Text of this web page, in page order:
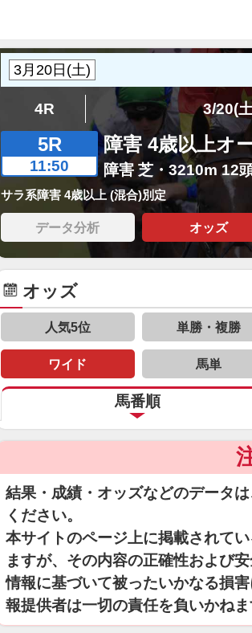
4R 3/20(
5R
11:50
障害 4歳以上オ
障害 芝・3210m 12
サラ系障害 4歳以上 (混合)別定
データ分析 オッズ
オッズ
人気5位 単勝・複勝
ワイド 馬単
馬番順
結果・成績・オッズなどのデータ
ください。
本サイトのページ上に掲載されて
ますが、その内容の正確性および
情報に基づいて被ったいかなる損
報提供者は一切の責任を負いかねま